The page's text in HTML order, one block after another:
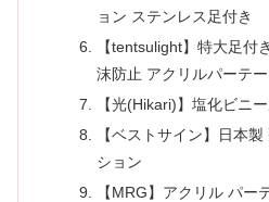
ョン ステンレス足付き
【tentsulight】特大足付
沫防止 アクリルパーテ
【光(Hikari)】塩化ビニ
【ベストサイン】日本
ション
【MRG】アクリル パー